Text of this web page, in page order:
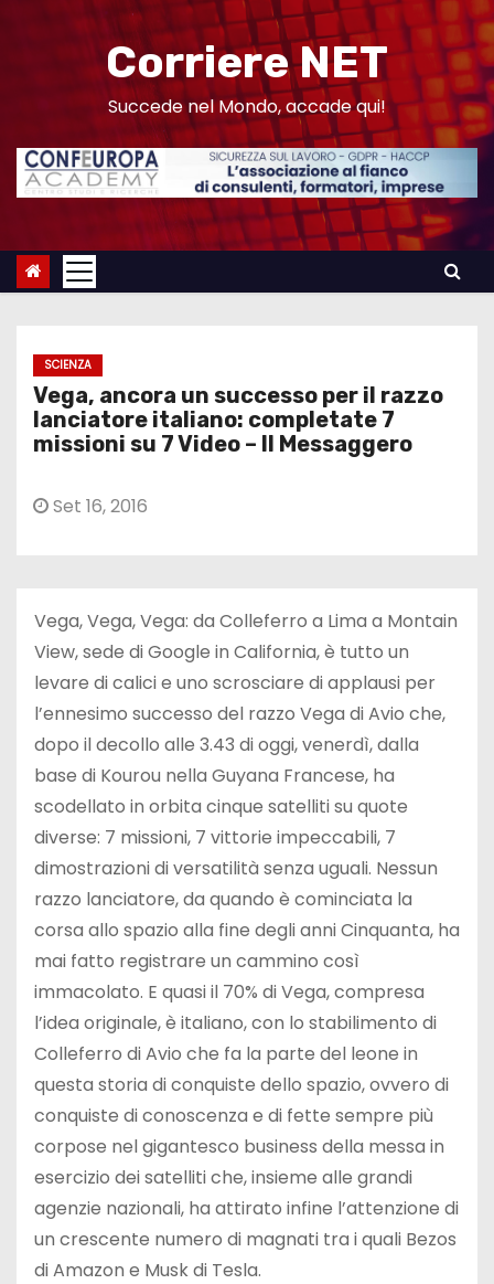
n
Corriere NET
Succede nel Mondo, accade qui!
SCIENZA
Vega, ancora un successo per il razzo
lanciatore italiano: completate 7
missioni su 7 Video – Il Messaggero
Set 16, 2016
Vega, Vega, Vega: da Colleferro a Lima a Montain
View, sede di Google in California, è tutto un
levare di calici e uno scrosciare di applausi per
l’ennesimo successo del razzo Vega di Avio che,
dopo il decollo alle 3.43 di oggi, venerdì, dalla
base di Kourou nella Guyana Francese, ha
scodellato in orbita cinque satelliti su quote
diverse: 7 missioni, 7 vittorie impeccabili, 7
dimostrazioni di versatilità senza uguali. Nessun
razzo lanciatore, da quando è cominciata la
corsa allo spazio alla fine degli anni Cinquanta, ha
mai fatto registrare un cammino così
immacolato. E quasi il 70% di Vega, compresa
l’idea originale, è italiano, con lo stabilimento di
Colleferro di Avio che fa la parte del leone in
questa storia di conquiste dello spazio, ovvero di
conquiste di conoscenza e di fette sempre più
corpose nel gigantesco business della messa in
esercizio dei satelliti che, insieme alle grandi
agenzie nazionali, ha attirato infine l’attenzione di
un crescente numero di magnati tra i quali Bezos
di Amazon e Musk di Tesla.